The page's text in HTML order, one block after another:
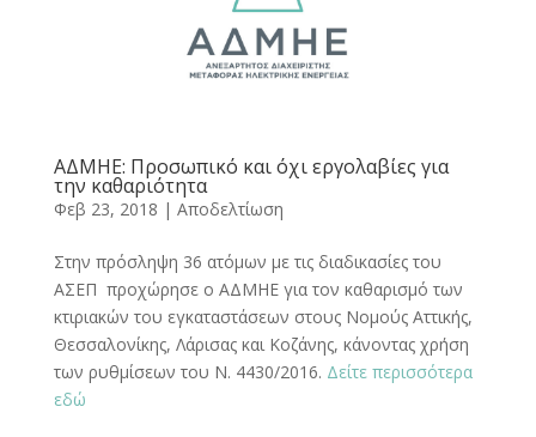
ΑΔΜΗΕ: Προσωπικό και όχι εργολαβίες για
την καθαριότητα
Φεβ 23, 2018 | Αποδελτίωση
Στην πρόσληψη 36 ατόμων με τις διαδικασίες του
ΑΣΕΠ προχώρησε ο ΑΔΜΗΕ για τον καθαρισμό των
κτιριακών του εγκαταστάσεων στους Νομούς Αττικής,
Θεσσαλονίκης, Λάρισας και Κοζάνης, κάνοντας χρήση
των ρυθμίσεων του Ν. 4430/2016. Δείτε περισσότερα
εδώ